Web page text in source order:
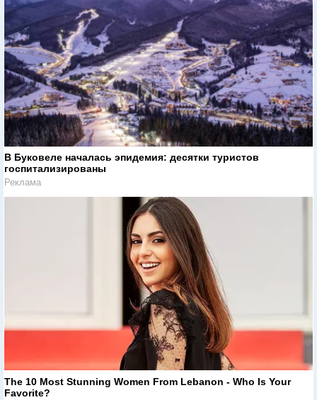
В Буковеле началась эпидемия: десятки туристов
госпитализированы
Реклама
The 10 Most Stunning Women From Lebanon - Who Is Your
Favorite?